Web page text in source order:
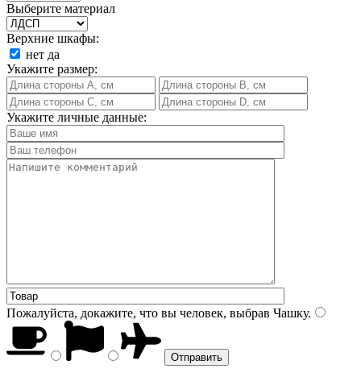
Выберите материал
Верхние шкафы:
нет да
Укажите размер:
Укажите личные данные:
Пожалуйста, докажите, что вы человек, выбрав Чашку.